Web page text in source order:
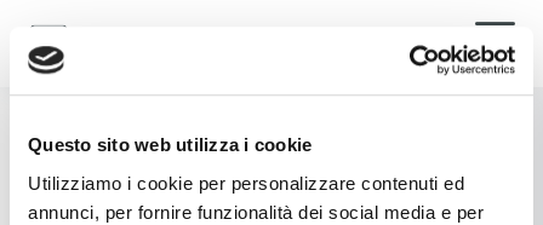
Questo sito web utilizza i cookie
Utilizziamo i cookie per personalizzare contenuti ed
annunci, per fornire funzionalità dei social media e per
ESPLORA ITALIA IN CLASSE A